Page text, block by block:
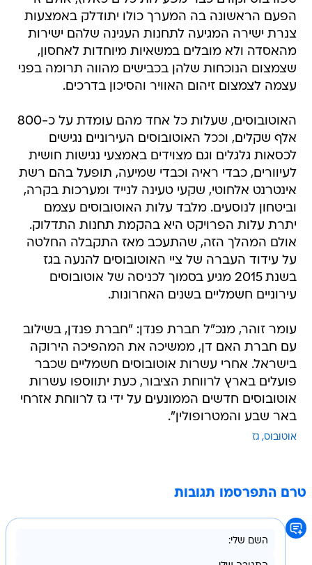
הפעם הראשונה בה המערך כולו יתודלק באמצעות
צנרת ישירה המגיעה לתחנות העגינה שלהם ישירות
מהאסדה ולא מובלים במשאיות מיוחדות לאחסון,
שצמצום הנוכחות שלהן בכבישים מהווה תרומה בפני
עצמה לצמצום זיהום האוויר והסיכון בדרכים.
האוטובוסים, שעלות כל אחד מהם עומדת על כ-800
אלף שקלים, וככל האוטובוסים העירוניים נגישים
לכסאות גלגלים וגם מצוידים באמצעי נגישות חושית
לעיוורים, כבדי ראיה וכבדי שמיעה, תופעל בהם רשת
אינטרנט אלחוטי, שקעי טעינה לנייד ומערכות בקרה,
וביטחון לנוסעים. מלבד עלות האוטובוסים עצמם
יתרת עלות הפרויקט היא בהקמת תחנות התדלוק.
אולם המהלך הזה, שהתעכב מאז התקבלה החלטה
על עידוד העברה של ציי האוטובוסים להנעה בגז
בשנת 2015 מגיע בסמוך לכניסה של אוטובוסים
עירוניים חשמליים בשנים האחרונות.
עומר זוהר, מנכ"ל חברת פנדן: "חברת פנדן, בשילוב
עם חברת האם דן, ממשיכה את המהפיכה הירוקה
בישראל. אחרי עשרות אוטובוסים חשמליים שכבר
פועלים בארץ לרווחת הציבור, כעת יתווספו עשרות
אוטובוסים חדשים הממונעים על ידי גז לרווחת אזרחי
באר שבע והמטרופולין".
אוטובוס גז
טרם התפרסמו תגובות